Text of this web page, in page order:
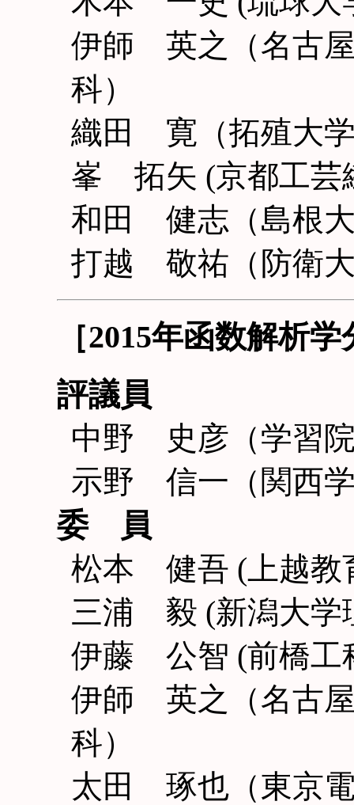
伊師 英之（名古
科）
織田 寛（拓殖大
峯 拓矢 (京都工芸
和田 健志（島根
打越 敬祐（防衛
［2015年函数解析
評議員
中野 史彦（学習
示野 信一（関西
委 員
松本 健吾 (上越教
三浦 毅 (新潟大学
伊藤 公智 (前橋工
伊師 英之（名古
科）
太田 琢也（東京